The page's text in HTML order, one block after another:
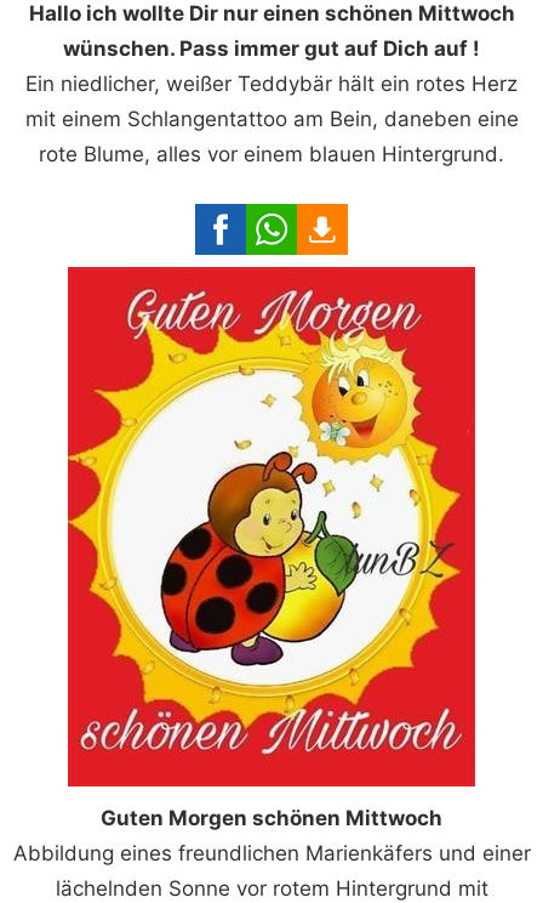
Hallo ich wollte Dir nur einen schönen Mittwoch
wünschen. Pass immer gut auf Dich auf !
Ein niedlicher, weißer Teddybär hält ein rotes Herz
mit einem Schlangentattoo am Bein, daneben eine
rote Blume, alles vor einem blauen Hintergrund.
Guten Morgen schönen Mittwoch
Abbildung eines freundlichen Marienkäfers und einer
lächelnden Sonne vor rotem Hintergrund mit